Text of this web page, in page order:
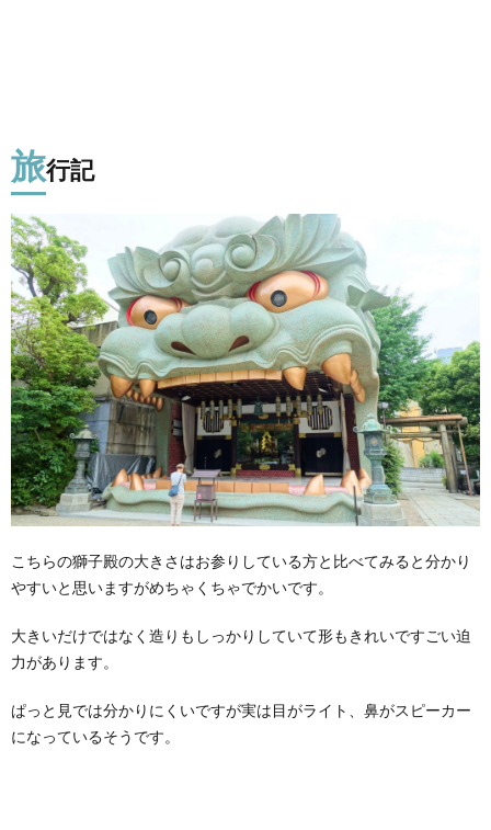
旅行記
こちらの獅子殿の大きさはお参りしている方と比べてみると分かり
やすいと思いますがめちゃくちゃでかいです。
大きいだけではなく造りもしっかりしていて形もきれいですごい迫
力があります。
ぱっと見では分かりにくいですが実は目がライト、鼻がスピーカー
になっているそうです。